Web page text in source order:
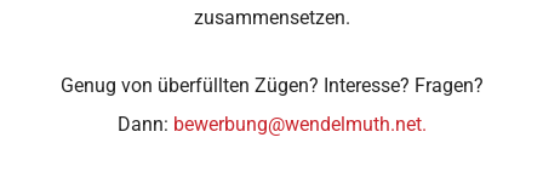
zusammensetzen.
Genug von überfüllten Zügen? Interesse? Fragen?
Dann: bewerbung@wendelmuth.net.